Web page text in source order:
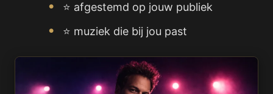
⭐ afgestemd op jouw publiek
⭐ muziek die bij jou past